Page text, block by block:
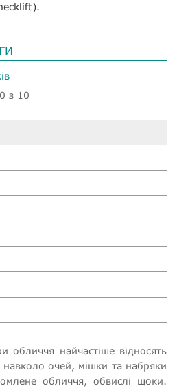
з 10
обличчя найчастіше відносять
навколо очей, мішки та набряки
обличчя, обвислі щоки.